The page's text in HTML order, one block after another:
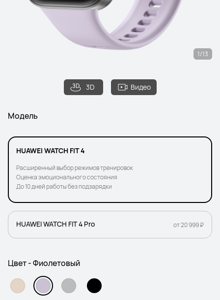
3D Видео
1/13
Модель
HUAWEI WATCH FIT 4
Расширенный выбор режимов тренировок
Оценка эмоционального состояния
До 10 дней работы без подзарядки
HUAWEI WATCH FIT 4 Pro от 20 999 ₽
Цвет - Фиолетовый